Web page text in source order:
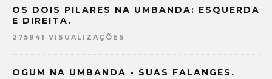
OS DOIS PILARES NA UMBANDA: ESQUERDA
E DIREITA.
275941 VISUALIZAÇÕES
OGUM NA UMBANDA - SUAS FALANGES.